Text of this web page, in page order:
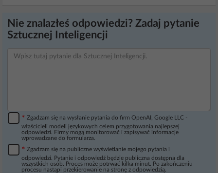
Nie znalazłeś odpowiedzi? Zadaj pytanie
Sztucznej Inteligencji
* Zgadzam się na wysłanie pytania do firm OpenAI, Google LLC -
właścicieli modeli językowych celem przygotowania najlepszej
odpowiedzi. Firmy mogą monitorować i zapisywać informacje
wprowadzane do formularza.
* Zgadzam się na publiczne wyświetlanie mojego pytania i
odpowiedzi. Pytanie i odpowiedź będzie publiczna dostępna dla
wszystkich osób. Proces może potrwać kilka minut. Po zakończeniu
procesu nastąpi przekierowanie na stronę z odpowiedzią.